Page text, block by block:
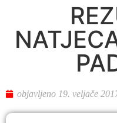
objavljeno 19. veljače